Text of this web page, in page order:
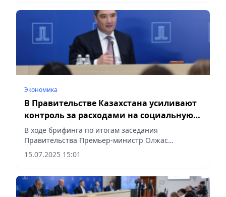
Экономика
В Правительстве Казахстана усиливают
контроль за расходами на социальную
сферу
В ходе брифинга по итогам заседания
Правительства Премьер-министр Олжас
Бектенов ответил на вопрос журналистов
касательно расходов на социальную сферу,
15.07.2025 15:01